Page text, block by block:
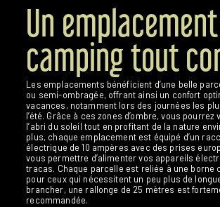
Un emplacement
camping tout
Les emplacements bénéficient d’une belle
ou semi-ombragée, offrant ainsi un confort
vacances, notamment lors des journées les
l’été. Grâce à ces zones d’ombre, vous pourrez
l’abri du soleil tout en profitant de la nature
plus, chaque emplacement est équipé d’un
électrique de 10 ampères avec des prises
vous permettre d’alimenter vos appareils
tracas. Chaque parcelle est reliée à une borne
pour ceux qui nécessitent un peu plus de
brancher, une rallonge de 25 mètres est
recommandée.